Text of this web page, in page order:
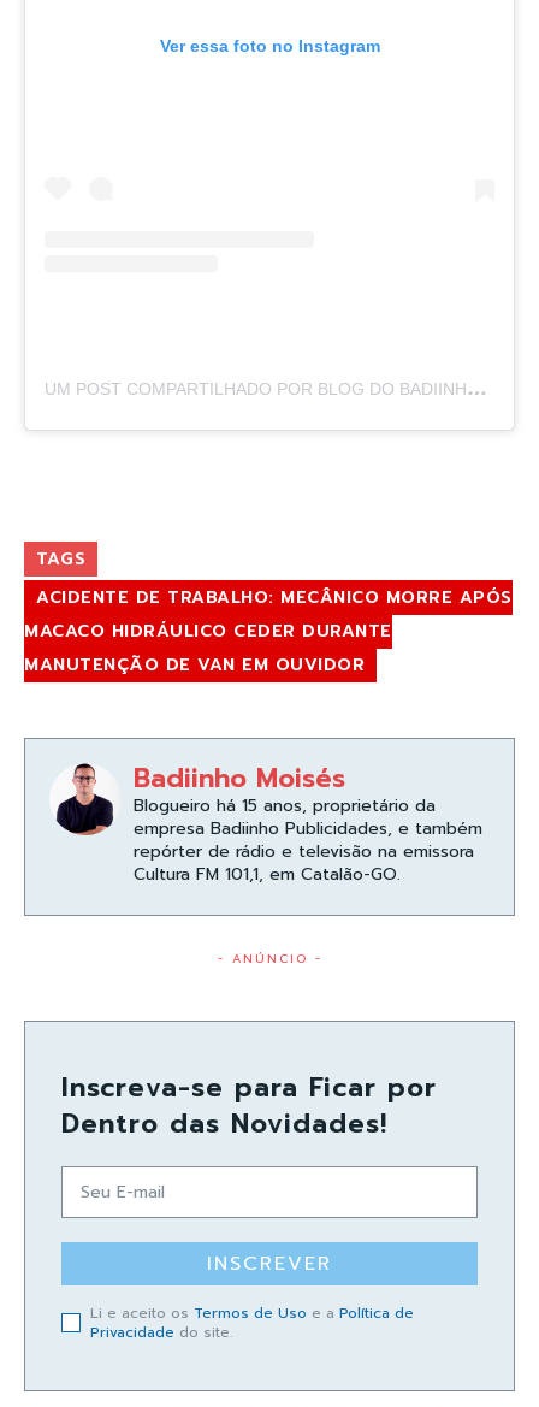
Ver essa foto no Instagram
U
M POST COMPARTILHADO POR BLOG DO BADIINHO (@BLOGDOBADIINHO)
TAGS
ACIDENTE DE TRABALHO: MECÂNICO MORRE APÓS
MACACO HIDRÁULICO CEDER DURANTE
MANUTENÇÃO DE VAN EM OUVIDOR
Badiinho Moisés
Blogueiro há 15 anos, proprietário da
empresa Badiinho Publicidades, e também
repórter de rádio e televisão na emissora
Cultura FM 101,1, em Catalão-GO.
- ANÚNCIO -
Inscreva-se para Ficar por
Dentro das Novidades!
INSCREVER
Li e aceito os Termos de Uso e a Política de
Privacidade do site.